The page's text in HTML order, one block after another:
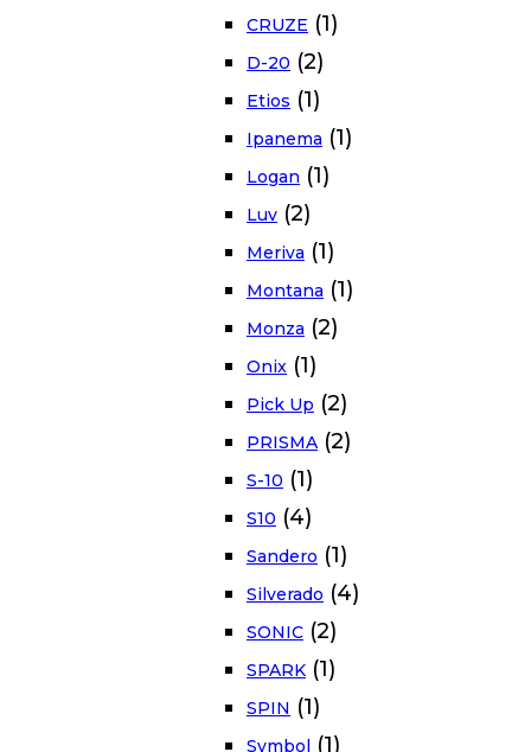
CRUZE (1)
D-20 (2)
Etios (1)
Ipanema (1)
Logan (1)
Luv (2)
Meriva (1)
Montana (1)
Monza (2)
Onix (1)
Pick Up (2)
PRISMA (2)
S-10 (1)
S10 (4)
Sandero (1)
Silverado (4)
SONIC (2)
SPARK (1)
SPIN (1)
Symbol (1)